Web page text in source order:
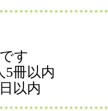
す
5冊以内
以内